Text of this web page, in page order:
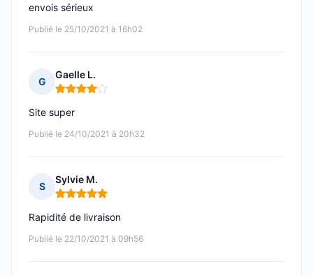
Publié le 25/10/2021 à 16h02
envois sérieux
G
Gaelle L.
Note : 4 sur 5
Publié le 24/10/2021 à 20h32
Site super
S
Sylvie M.
Note : 5 sur 5
Publié le 22/10/2021 à 09h56
Rapidité de livraison